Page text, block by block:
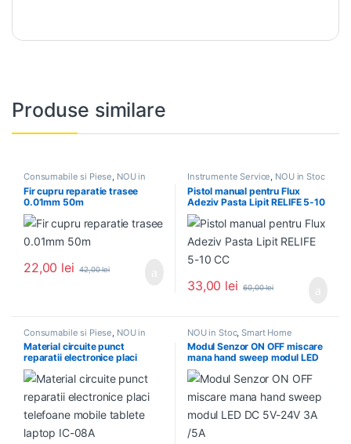
Produse similare
Consumabile si Piese, NOU in
Stoc
Fir cupru reparatie trasee
0.01mm 50m
22,00 lei 42,00lei
Instrumente Service, NOU in Stoc
Pistol manual pentru Flux
Adeziv Pasta Lipit RELIFE 5-10
CC
33,00 lei 60,00lei
Consumabile si Piese NOU in
Stoc
Material circuite punct
reparatii electronice placi
telefoane mobile tablete laptop
IC-08A
NOU in Stoc,Smart Home
Modul Senzor ON OFF miscare
mana hand sweep modul LED
DC 5V-24V 3A /5A